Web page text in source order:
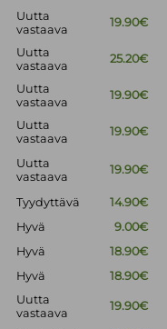
Uutta
vastaava
19.90€
Uutta
vastaava
25.20€
Uutta
vastaava
19.90€
Uutta
vastaava
19.90€
Uutta
vastaava
19.90€
Tyydyttävä
14.90€
Hyvä
9.00€
Hyvä
18.90€
Hyvä 18.90€
Uutta
vastaava
19.90€